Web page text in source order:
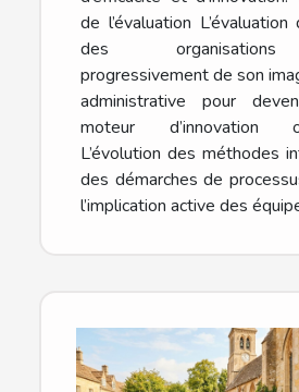
de l’évaluation
des organisations
progressivement de son
administrative pour
moteur d’innovation
L’évolution des méthodes
des démarches de
l’implication active des